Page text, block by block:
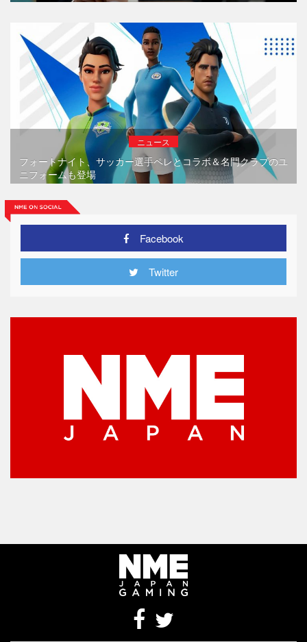
ニュース
フォートナイト、サッカー選手ペレとコラボ＆名門クラブのユ
ニフォームも登場
Facebook
Twitter